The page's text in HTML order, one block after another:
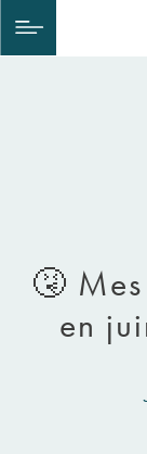
🤧
en